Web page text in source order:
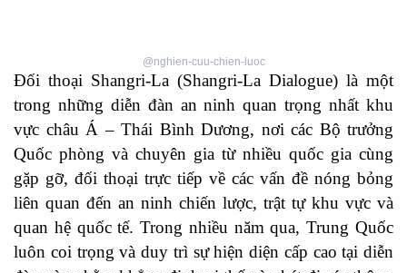
@nghien-cuu-chien-luoc
Đối thoại Shangri-La (Shangri-La Dialogue) là một
trong những diễn đàn an ninh quan trọng nhất khu
vực châu Á – Thái Bình Dương, nơi các Bộ trưởng
Quốc phòng và chuyên gia từ nhiều quốc gia cùng
gặp gỡ, đối thoại trực tiếp về các vấn đề nóng bỏng
liên quan đến an ninh chiến lược, trật tự khu vực và
quan hệ quốc tế. Trong nhiều năm qua, Trung Quốc
luôn coi trọng và duy trì sự hiện diện cấp cao tại diễn